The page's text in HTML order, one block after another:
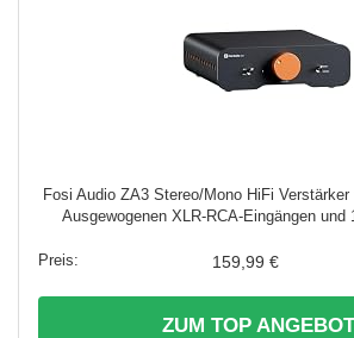
Fosi Audio ZA3 Stereo/Mono HiFi Verstärker
Ausgewogenen XLR-RCA-Eingängen und
159,99 €
ZUM TOP